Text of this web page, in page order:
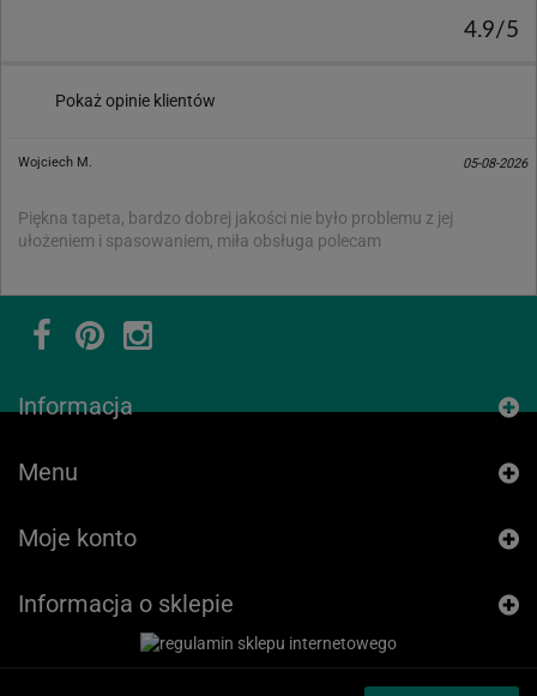
4.9/5
Pokaż opinie klientów
Wojciech M. 05-08-2026
Piękna tapeta, bardzo dobrej jakości nie było problemu z jej
ułożeniem i spasowaniem, miła obsługa polecam
Informacja
Menu
Moje konto
Informacja o sklepie